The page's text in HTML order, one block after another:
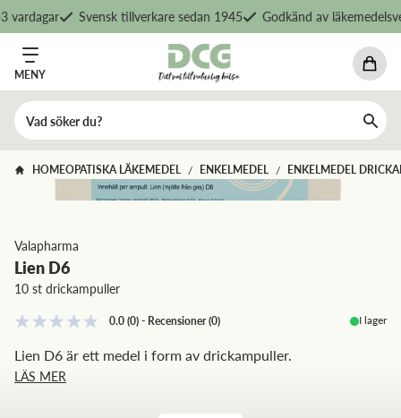
Svensk tillverkare sedan 1945 Godkänd av
MENY
HOMEOPATISKA LÄKEMEDEL / ENKELMEDEL / ENKELMEDEL
Valapharma
Lien D6
10 st drickampuller
0.0(0)- Recensioner(0) I lager
Lien D6 är ett medel i form av drickampuller.
LÄS MER